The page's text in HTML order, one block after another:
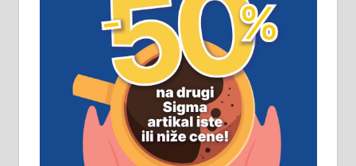
ПОСЛОВНИ ОГЛАСИ
Рудник и флотација Рудник
д.о.о. Рудник запошљава 20
помоћника рудара. Услови:
Основна школа, пожељно радно
искуство на истим и сличним